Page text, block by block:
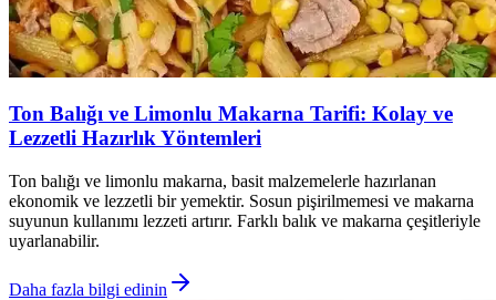
Ton Balığı ve Limonlu Makarna Tarifi: Kolay ve
Lezzetli Hazırlık Yöntemleri
Ton balığı ve limonlu makarna, basit malzemelerle hazırlanan
ekonomik ve lezzetli bir yemektir. Sosun pişirilmemesi ve makarna
suyunun kullanımı lezzeti artırır. Farklı balık ve makarna çeşitleriyle
uyarlanabilir.
Daha fazla bilgi edinin